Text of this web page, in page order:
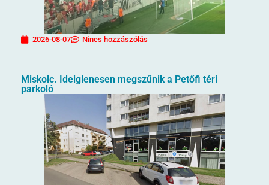
2026-08-07 Nincs hozzászólás
Miskolc. Ideiglenesen megszűnik a Petőfi téri
parkoló